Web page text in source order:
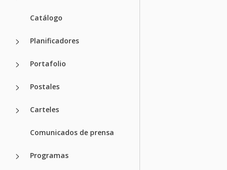
Catálogo
Planificadores
Portafolio
Postales
Carteles
Comunicados de prensa
Programas